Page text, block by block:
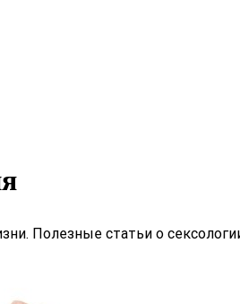
Полезные статьи о